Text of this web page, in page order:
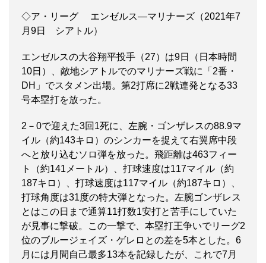
◇ア・リーグ エンゼルス―マリナーズ（2021年7
月9日 シアトル）
エンゼルスの大谷翔平投手（27）は9日（日本時間
10日）、敵地シアトルでのマリナーズ戦に「2番・
DH」でスタメン出場。第2打席に2戦連発となる33
号本塁打を放った。
2－0で迎えた3回1死に、左腕・ゴンザレスの88.9マ
イル（約143キロ）のシンカーを捉えて右翼席中段
へと放り込むソロ弾を放った。飛距離は463フィー
ト（約141メートル）、打球速度は117マイル（約
187キロ）、打球速度は117マイル（約187キロ）、
打球角度は31度の特大弾となった。左腕ゴンザレス
とはこの日まで通算11打数1安打と苦手にしていた
が見事に撃破。この一撃で、本塁打王争いでリーグ2
位のブルージェイズ・ゲレロとの差を5本とした。6
月には月間自己最多13本を記録したが、これで7月